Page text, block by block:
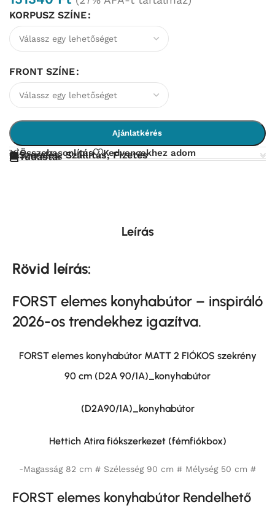
KORPUSZ SZÍNE
FRONT SZÍNE
Ajánlatkérés
Összehasonlítás Kedvencekhez adom
Szerelés, Szállítás, Fizetés
Tudástár
Leírás
Rövid leírás:
FORST elemes konyhabútor – inspiráló
2026-os trendekhez igazítva.
FORST elemes konyhabútor MATT 2 FIÓKOS szekrény
90 cm (D2A 90/1A)_konyhabútor
(D2A90/1A)_konyhabútor
Hettich Atira fiókszerkezet (fémfiókbox)
-Magasság 82 cm # Szélesség 90 cm # Mélység 50 cm #
FORST elemes konyhabútor Rendelhető